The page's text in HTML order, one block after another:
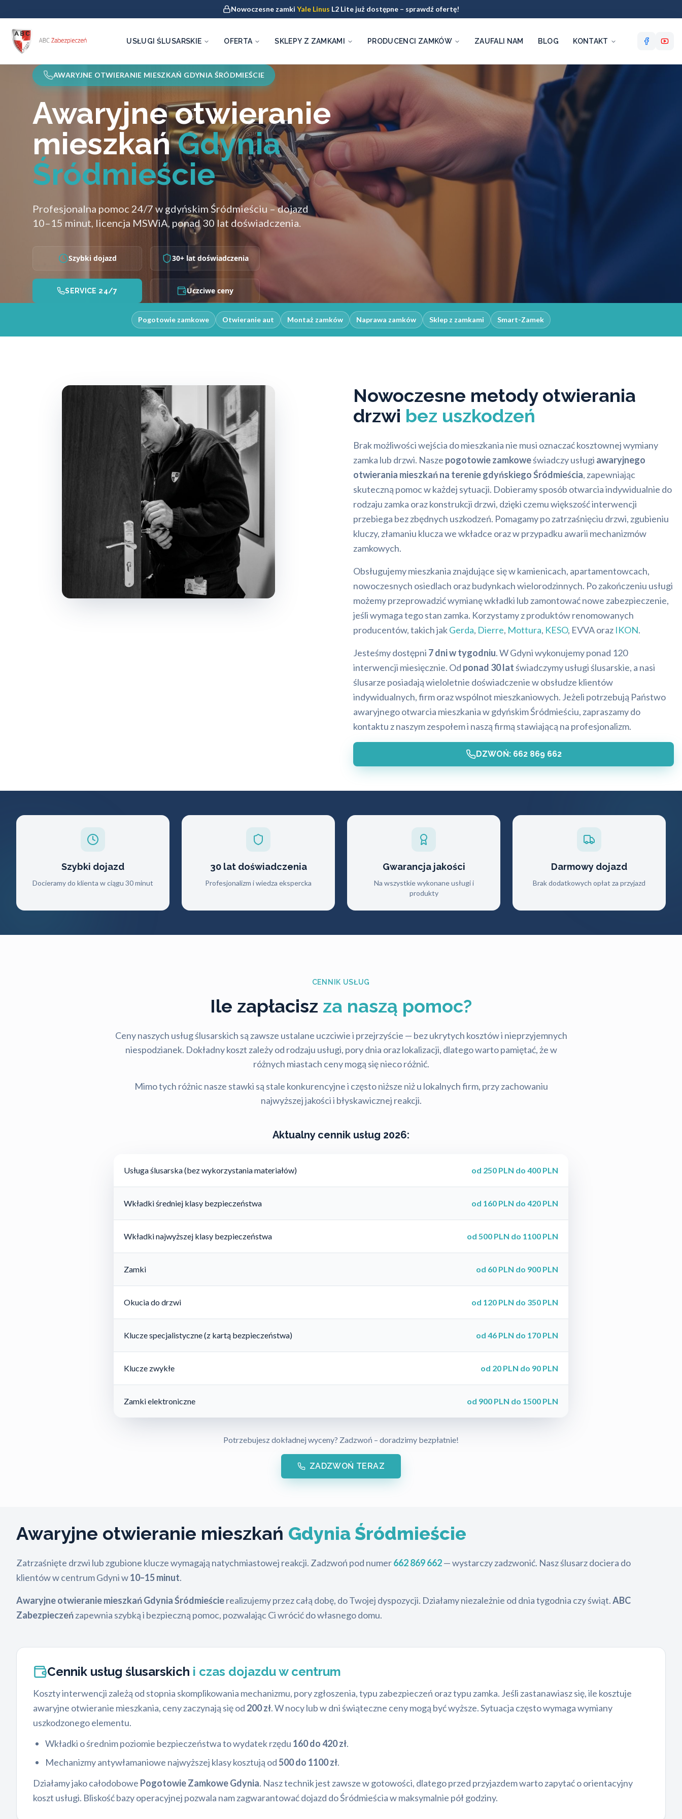
Nowoczesne zamki Yale Linus L2 Lite już dostępne – sprawdź ofertę!
USŁUGI ŚLUSARSKIE OFERTA SKLEPY Z ZAMKAMI PRODUCENCI ZAMKÓW ZAUFALI NAM BLOG KONTAKT
AWARYJNE OTWIERANIE MIESZKAŃ GDYNIA ŚRÓDMIEŚCIE
Awaryjne otwieranie
mieszkańGdynia
Śródmieście
Profesjonalna pomoc 24/7 w gdyńskim Śródmieściu – dojazd
10–15 minut, licencja MSWiA, ponad 30 lat doświadczenia.
Szybki dojazd 30+ lat doświadczenia
SERVICE 24/7 Uczciwe ceny
Pogotowie zamkowe Otwieranie aut Montaż zamków Naprawa zamków Sklep z zamkami Smart-Zamek
Nowoczesne metody otwierania
drzwi bez uszkodzeń
Brak możliwości wejścia do mieszkania nie musi oznaczać kosztownej wymiany
zamka lub drzwi. Nasze pogotowie zamkoweświadczy usługi awaryjnego
otwierania mieszkań na terenie gdyńskiego Śródmieścia, zapewniając
skuteczną pomoc w każdej sytuacji. Dobieramy sposób otwarcia indywidualnie do
rodzaju zamka oraz konstrukcji drzwi, dzięki czemu większość interwencji
przebiega bez zbędnych uszkodzeń. Pomagamy po zatrzaśnięciu drzwi, zgubieniu
kluczy, złamaniu klucza we wkładce oraz w przypadku awarii mechanizmów
zamkowych.
Obsługujemy mieszkania znajdujące się w kamienicach, apartamentowcach,
nowoczesnych osiedlach oraz budynkach wielorodzinnych. Po zakończeniu usługi
możemy przeprowadzić wymianę wkładki lub zamontować nowe zabezpieczenie,
jeśli wymaga tego stan zamka. Korzystamy z produktów renomowanych
producentów, takich jakGerda, Dierre, Mottura, KESO, EVVA oraz IKON.
Jesteśmy dostępni 7 dni w tygodniu. W Gdyni wykonujemy ponad 120
interwencji miesięcznie. Od ponad 30 latświadczymy usługi ślusarskie, a nasi
ślusarze posiadają wieloletnie doświadczenie w obsłudze klientów
indywidualnych, firm oraz wspólnot mieszkaniowych. Jeżeli potrzebują Państwo
awaryjnego otwarcia mieszkania w gdyńskim Śródmieściu, zapraszamy do
kontaktu z naszym zespołem i naszą firmą stawiającą na profesjonalizm.
DZWOŃ: 662 869 662
Szybki dojazd
Docieramy do klienta w ciągu 30 minut
30 lat doświadczenia
Profesjonalizm i wiedza ekspercka
Gwarancja jakości
Na wszystkie wykonane usługi i
produkty
Darmowy dojazd
Brak dodatkowych opłat za przyjazd
CENNIK USŁUG
Ile zapłacisz za naszą pomoc?
Ceny naszych usług ślusarskich są zawsze ustalane uczciwie i przejrzyście — bez ukrytych kosztów i nieprzyjemnych
niespodzianek. Dokładny koszt zależy od rodzaju usługi, pory dnia oraz lokalizacji, dlatego warto pamiętać, że w
różnych miastach ceny mogą się nieco różnić.
Mimo tych różnic nasze stawki są stale konkurencyjne i często niższe niż u lokalnych firm, przy zachowaniu
najwyższej jakości i błyskawicznej reakcji.
Aktualny cennik usług 2026:
Usługa ślusarska (bez wykorzystania materiałów) od 250 PLN do 400 PLN
Wkładki średniej klasy bezpieczeństwa od 160 PLN do 420 PLN
Wkładki najwyższej klasy bezpieczeństwa od 500 PLN do 1100 PLN
Zamki od 60 PLN do 900 PLN
Okucia do drzwi od 120 PLN do 350 PLN
Klucze specjalistyczne (z kartą bezpieczeństwa) od 46 PLN do 170 PLN
Klucze zwykłe od 20 PLN do 90 PLN
Zamki elektroniczne od 900 PLN do 1500 PLN
Potrzebujesz dokładnej wyceny? Zadzwoń – doradzimy bezpłatnie!
ZADZWOŃ TERAZ
Awaryjne otwieranie mieszkań Gdynia Śródmieście
Zatrzaśnięte drzwi lub zgubione klucze wymagają natychmiastowej reakcji. Zadzwoń pod numer662 869 662— wystarczy zadzwonić. Nasz ślusarz dociera do
klientów w centrum Gdyni w10–15 minut.
Awaryjne otwieranie mieszkań Gdynia Śródmieścierealizujemy przez całą dobę, do Twojej dyspozycji. Działamy niezależnie od dnia tygodnia czy świąt.ABC
Zabezpieczeńzapewnia szybką i bezpieczną pomoc, pozwalając Ci wrócić do własnego domu.
Cennik usług ślusarskich i czas dojazdu w centrum
Koszty interwencji zależą od stopnia skomplikowania mechanizmu, pory zgłoszenia, typu zabezpieczeń oraz typu zamka. Jeśli zastanawiasz się, ile kosztuje
awaryjne otwieranie mieszkania, ceny zaczynają się od 200 zł. W nocy lub w dni świąteczne ceny mogą być wyższe. Sytuacja często wymaga wymiany
uszkodzonego elementu.
Wkładki o średnim poziomie bezpieczeństwa to wydatek rzędu 160 do 420 zł.
Mechanizmy antywłamaniowe najwyższej klasy kosztują od500 do 1100 zł.
Działamy jako całodobowe Pogotowie Zamkowe Gdynia. Nasz technik jest zawsze w gotowości, dlatego przed przyjazdem warto zapytać o orientacyjny
koszt usługi. Bliskość bazy operacyjnej pozwala nam zagwarantować dojazd do Śródmieścia w maksymalnie pół godziny.